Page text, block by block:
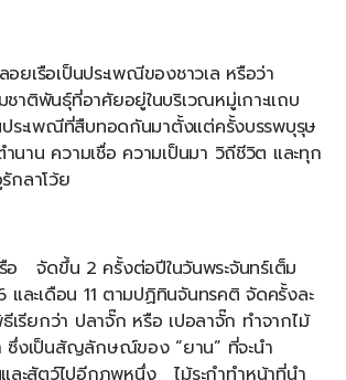
อเป็นประเพณีของชาวเล หรือว่า
ชาติพันธุ์ที่อาศัยอยู่ในบริเวณหมู่เกาะแถบ
ประเพณีที่สืบทอดกันมาตั้งแต่ครั้งบรรพบุรุษ
นาน ความเชื่อ ความเป็นมา วิถีชีวิต และทุก
กลาโว้ย
ขึ้น 2 ครั้งต่อปีในวันพระจันทร์เต็ม
ละเดือน 11 ตามปฏิทินจันทรคติ จัดครั้งละ
เรียกว่า ปลาจั๊ก หรือ เปอลาจั๊ก ทำจากไม้
ซึ่งเป็นสัญลักษณ์ของ “ยาน” ที่จะนำ
สัตว์ไปอีกภพหนึ่ง ไม้ระกำทำหน้าที่นำ